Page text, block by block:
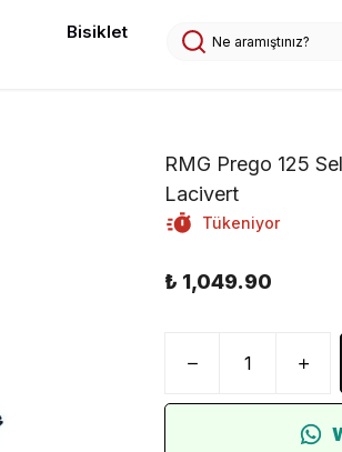
Bisiklet
RMG Prego 125
Lacivert
Tükeniyor
₺ 1,049.90